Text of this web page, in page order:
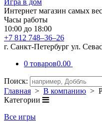
Игра в дом
Интернет магазин самых
Часы работы
10:00 до 18:00
+7 812 748–36–26
г. Санкт-Петербург ул.
0 товаров0.00
Поиск:
Главная > В компанию >
Категории
Все игры